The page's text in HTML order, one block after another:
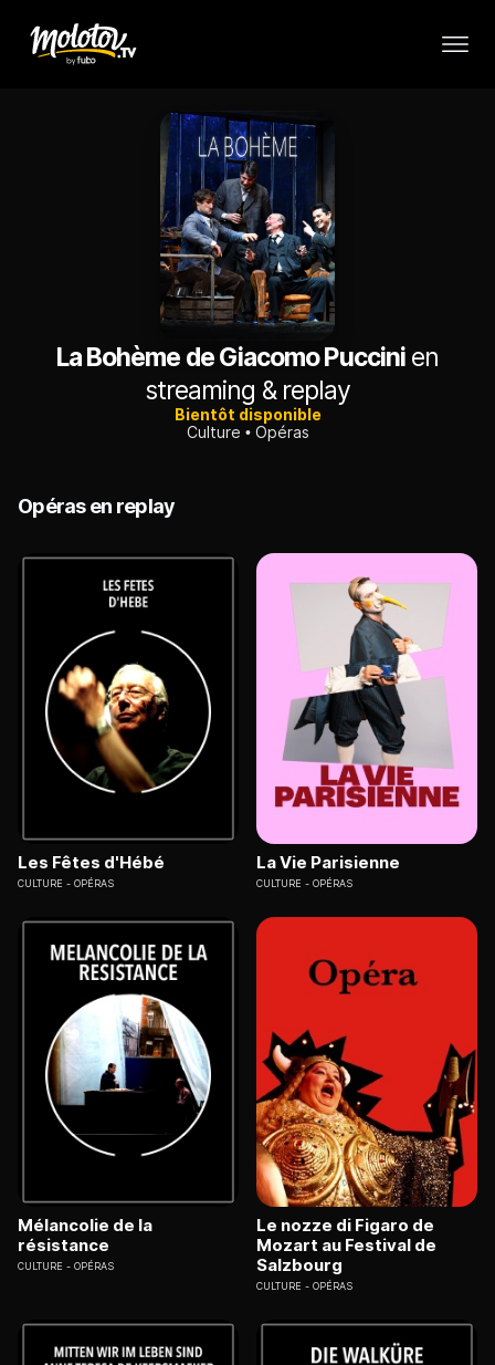
La Bohème de Giacomo Puccini en
streaming & replay
Bientôt disponible
Culture
Opéras
Opéras en replay
Les Fêtes d'Hébé
CULTURE OPÉRAS
La Vie Parisienne
CULTURE OPÉRAS
Mélancolie de la
résistance
CULTURE OPÉRAS
Le nozze di Figaro de
Mozart au Festival de
Salzbourg
CULTURE OPÉRAS